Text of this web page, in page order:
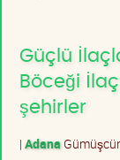
Güçlü
Böceği
şehirler
| Adana